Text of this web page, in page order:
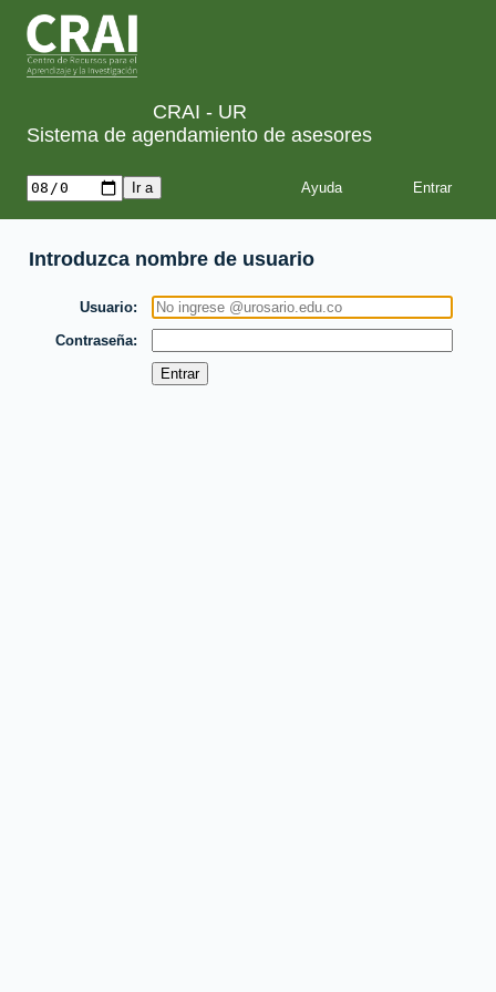
CRAI - UR
Sistema de agendamiento de asesores
Ayuda
Introduzca nombre de usuario
Usuario
Contraseña